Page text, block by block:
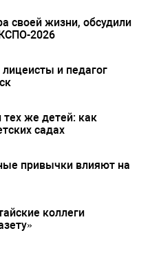
своей жизни, обсудили
2026
и педагог
тех же детей: как
садах
привычки влияют на
коллеги